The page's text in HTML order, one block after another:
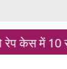
में 10 साल